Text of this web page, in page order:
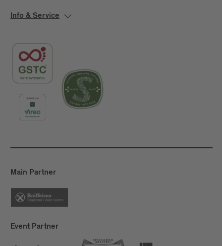
Info & Service
Main Partner
Event Partner